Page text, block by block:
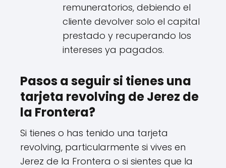
remuneratorios, debiendo el
cliente devolver solo el capital
prestado y recuperando los
intereses ya pagados.
Pasos a seguir si tienes una
tarjeta revolving de Jerez de
la Frontera?
Si tienes o has tenido una tarjeta
revolving, particularmente si vives en
Jerez de la Frontera o si sientes que la